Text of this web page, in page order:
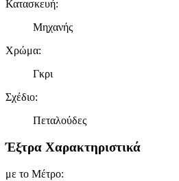
Κατασκευή:
Μηχανής
Χρώμα:
Γκρι
Σχέδιο:
Πεταλούδες
Έξτρα Χαρακτηριστικά
με το Μέτρο: